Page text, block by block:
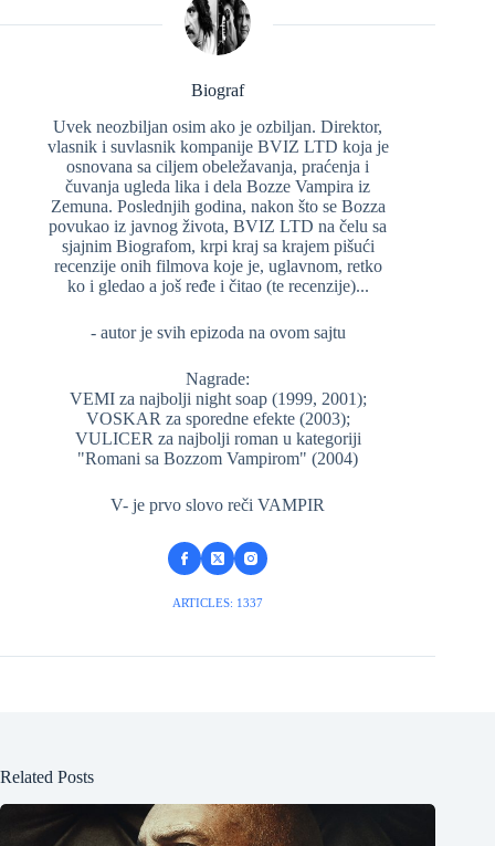
Biograf
Uvek neozbiljan osim ako je ozbiljan. Direktor,
vlasnik i suvlasnik kompanije BVIZ LTD koja je
osnovana sa ciljem obeležavanja, praćenja i
čuvanja ugleda lika i dela Bozze Vampira iz
Zemuna. Poslednjih godina, nakon što se Bozza
povukao iz javnog života, BVIZ LTD na čelu sa
sjajnim Biografom, krpi kraj sa krajem pišući
recenzije onih filmova koje je, uglavnom, retko
ko i gledao a još ređe i čitao (te recenzije)...
- autor je svih epizoda na ovom sajtu
Nagrade:
VEMI za najbolji night soap (1999, 2001);
VOSKAR za sporedne efekte (2003);
VULICER za najbolji roman u kategoriji
"Romani sa Bozzom Vampirom" (2004)
V- je prvo slovo reči VAMPIR
ARTICLES: 1337
Related Posts